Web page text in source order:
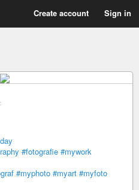
Create account Sign in
#fotografie #mywork
#myphoto #myart #myfoto